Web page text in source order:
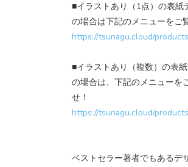
■イラストあり（1点）の表紙
の場合は下記のメニューをご
https://tsunagu.cloud/
■イラストあり（複数）の表
の場合は、下記のメニューを
せ！
https://tsunagu.cloud/
ベストセラー著者でもあるデ